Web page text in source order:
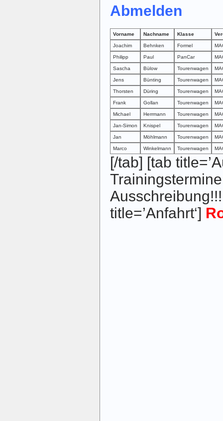
Abmelden
Vorname Nachname Klasse
Joachim Behnken Formel
Philipp Paul PanCar
Sascha Bülow Tourenwagen
Jens Bünting Tourenwagen
Thorsten Düring Tourenwagen
Frank Gollan Tourenwagen
Michael Herrmann Tourenwagen
Jan-Simon Knispel Tourenwagen
Jan Möhlmann Tourenwagen
Marco Winkelmann Tourenwagen
[/tab] [tab
title=’Anfahrt‘]